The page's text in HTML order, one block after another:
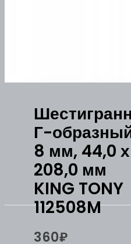
Г-
8 мм, 44,0 х
208,0 мм
KING TONY
112508M
360₽